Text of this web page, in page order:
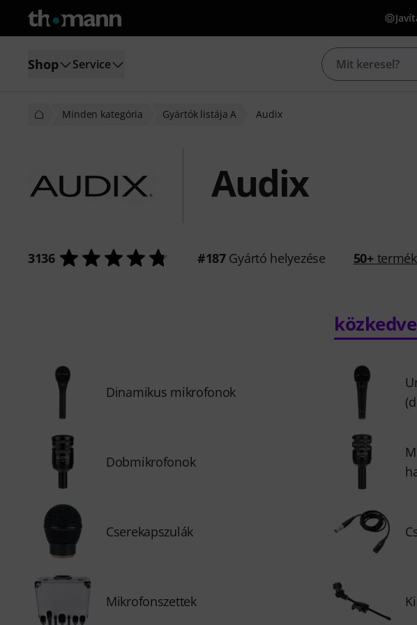
Shop Service
Minden kategória Gyártók listája A Audix
Audix
3136 #187Gyártó helyezése 50+termék
Dinamikus mikrofonok
Dobmikrofonok
Cserekapszulák
Mikrofonszettek